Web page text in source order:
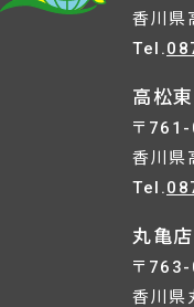
香川県
Tel.
高松
〒
香川県
Tel.
丸亀店
〒
香川県